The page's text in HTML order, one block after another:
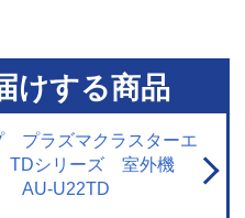
けする商品
プラズマクラスターエ
TDシリーズ 室外機
AU-U22TD